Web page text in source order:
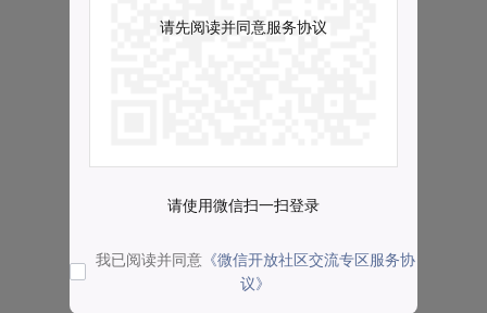
请先阅读并同意服务协议
请使用微信扫一扫登录
我已阅读并同意 《微信开放社区交流专区服务协
议》